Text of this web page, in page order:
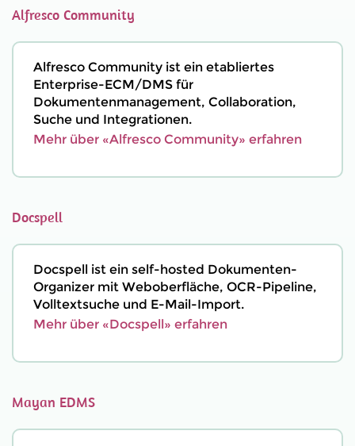
Alfresco Community
Alfresco Community ist ein etabliertes
Enterprise-ECM/DMS für
Dokumentenmanagement, Collaboration,
Suche und Integrationen.
Mehr über «Alfresco Community» erfahren
Docspell
Docspell ist ein self-hosted Dokumenten-
Organizer mit Weboberfläche, OCR-Pipeline,
Volltextsuche und E-Mail-Import.
Mehr über «Docspell» erfahren
Mayan EDMS